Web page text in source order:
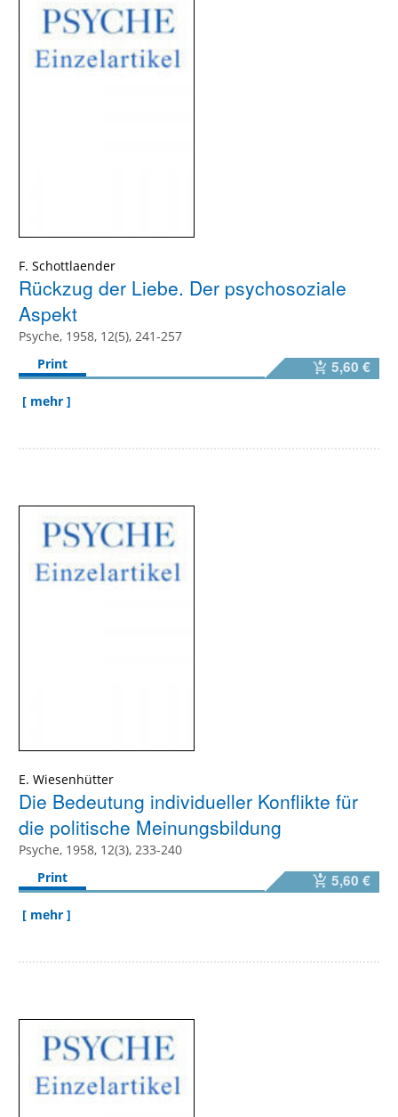
F. Schottlaender
Rückzug der Liebe. Der psychosoziale
Aspekt
Psyche, 1958, 12(5), 241-257
Print
5,60 €
[ mehr ]
E. Wiesenhütter
Die Bedeutung individueller Konflikte für
die politische Meinungsbildung
Psyche, 1958, 12(3), 233-240
Print
5,60 €
[ mehr ]